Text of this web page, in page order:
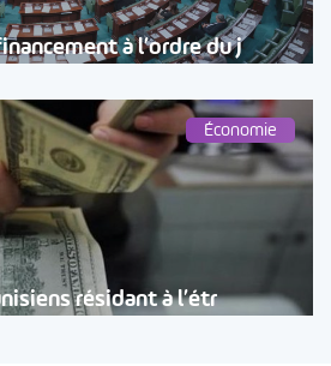
à l’ordre du j
Économie
résidant à l’étr